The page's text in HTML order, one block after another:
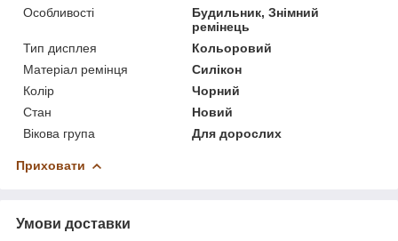
Особливості
Будильник, Знімний
ремінець
Тип дисплея
Кольоровий
Матеріал ремінця
Силікон
Колір
Чорний
Стан
Новий
Вікова група
Для дорослих
Приховати
Умови доставки